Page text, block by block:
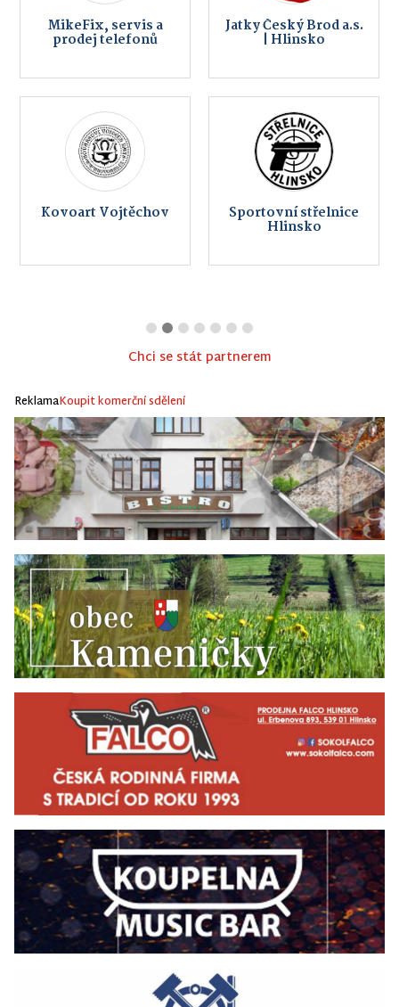
MikeFix, servis a
prodej telefonů
Jatky Český Brod a.s.
| Hlinsko
Kovoart Vojtěchov Sportovní střelnice
Hlinsko
Chci se stát partnerem
ReklamaKoupit komerční sdělení